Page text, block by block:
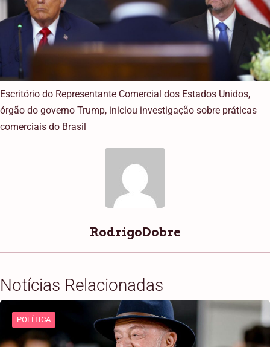
Escritório do Representante Comercial dos Estados Unidos,
órgão do governo Trump, iniciou investigação sobre práticas
comerciais do Brasil
RodrigoDobre
Notícias Relacionadas
POLÍTICA